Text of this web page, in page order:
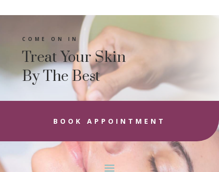
COME ON IN
Treat Your Skin
By The Best
BOOK APPOINTMENT